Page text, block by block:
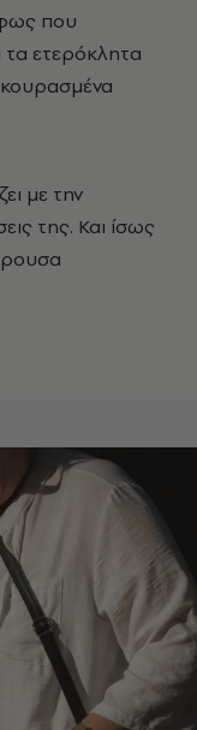
που
τα ετερόκλητα
κουρασμένα
με την
της. Και ίσως